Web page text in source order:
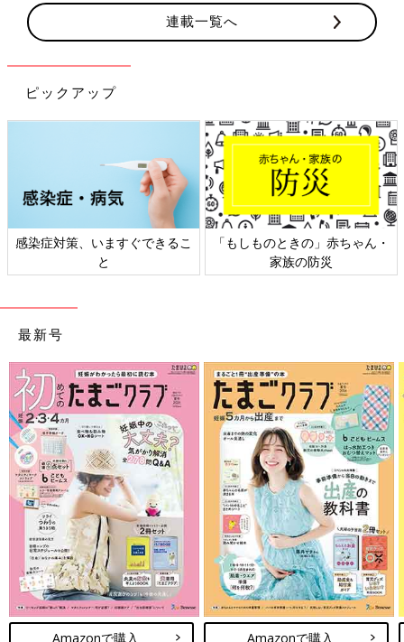
連載一覧へ
ピックアップ
日本外来小児科学会リーフレッ
ト検討会
六星占術 細木かおりさんの人生
相談
最新号
Amazonで購入 Amazonで購入